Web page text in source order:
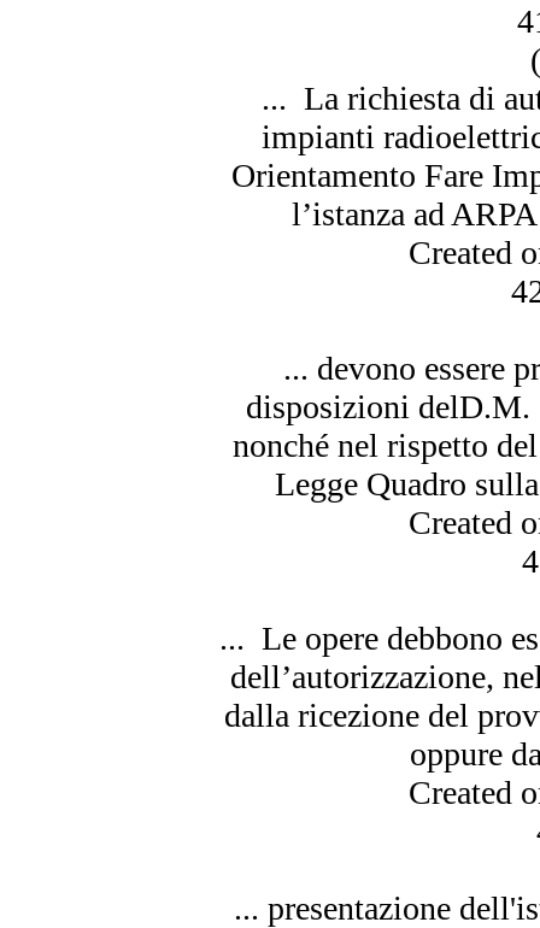
... La richiesta di
impianti
Orientamento Fare
l’istanza ad
Created
... devono essere
disposizioni delD.M.
nonché nel rispetto
Legge Quadro
Created
... Le opere debbono
dell’autorizzazione,
dalla ricezione del
oppure
Created
... presentazione